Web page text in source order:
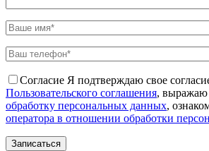
Согласие Я подтверждаю свое
Пользовательского соглашения, выражаю
обработку персональных данных,
оператора в отношении обработки